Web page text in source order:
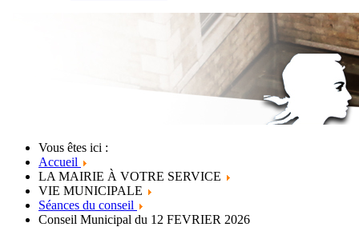
Vous êtes ici :
Accueil
LA MAIRIE À VOTRE SERVICE
VIE MUNICIPALE
Séances du conseil
Conseil Municipal du 12 FEVRIER 2026